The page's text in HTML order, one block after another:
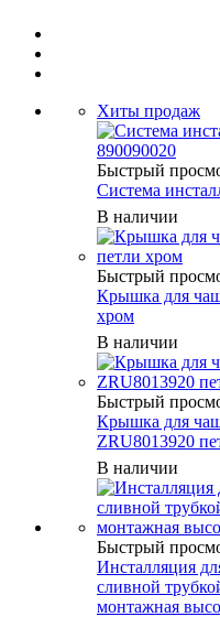
Хиты продаж
Быстрый
Система
В наличии
Быстрый
Крышка для
хром
В наличии
Быстрый
Крышка для
ZRU8013920
В наличии
Быстрый
Инсталляция
сливной
монтажная